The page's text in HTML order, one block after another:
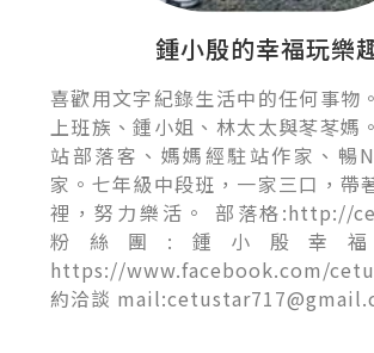
鍾小殷的幸福玩樂
喜歡用文字紀錄生活中的任何事物
上班族、鍾小姐、林太太與苳苳媽
站部落客、媽媽經駐站作家、暢
家。七年級中段班，一家三口，帶
裡，努力樂活。 部落格:http://
粉絲團:鍾小殷幸
https://www.facebook.com/
約洽談